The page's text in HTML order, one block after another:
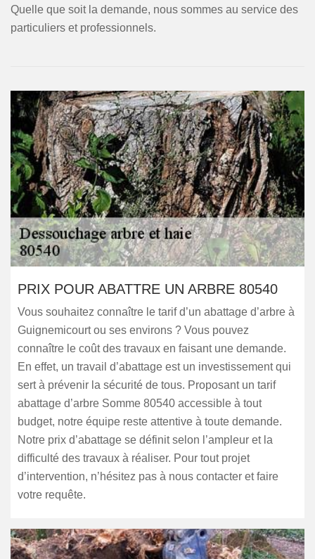
Quelle que soit la demande, nous sommes au service des
particuliers et professionnels.
PRIX POUR ABATTRE UN ARBRE 80540
Vous souhaitez connaître le tarif d’un abattage d’arbre à
Guignemicourt ou ses environs ? Vous pouvez
connaître le coût des travaux en faisant une demande.
En effet, un travail d’abattage est un investissement qui
sert à prévenir la sécurité de tous. Proposant un tarif
abattage d’arbre Somme 80540 accessible à tout
budget, notre équipe reste attentive à toute demande.
Notre prix d’abattage se définit selon l’ampleur et la
difficulté des travaux à réaliser. Pour tout projet
d’intervention, n’hésitez pas à nous contacter et faire
votre requête.